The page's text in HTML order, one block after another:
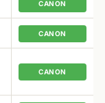
CANON
CANON
CANON